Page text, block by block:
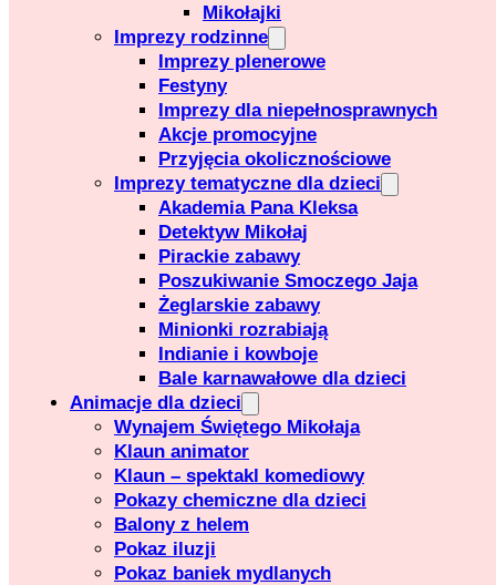
Mikołajki
Imprezy rodzinne
Imprezy plenerowe
Festyny
Imprezy dla niepełnosprawnych
Akcje promocyjne
Przyjęcia okolicznościowe
Imprezy tematyczne dla dzieci
Akademia Pana Kleksa
Detektyw Mikołaj
Pirackie zabawy
Poszukiwanie Smoczego Jaja
Żeglarskie zabawy
Minionki rozrabiają
Indianie i kowboje
Bale karnawałowe dla dzieci
Animacje dla dzieci
Wynajem Świętego Mikołaja
Klaun animator
Klaun – spektakl komediowy
Pokazy chemiczne dla dzieci
Balony z helem
Pokaz iluzji
Pokaz baniek mydlanych